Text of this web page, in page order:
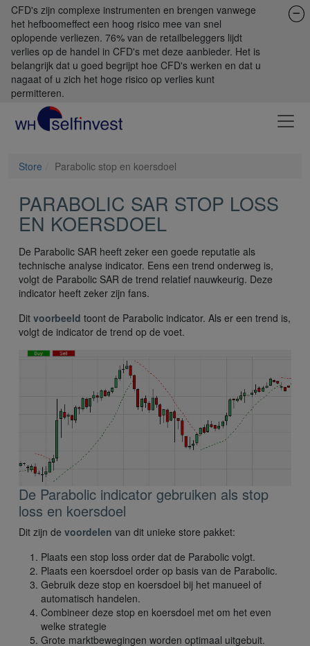
CFD's zijn complexe instrumenten en brengen vanwege
het hefboomeffect een hoog risico mee van snel
oplopende verliezen. 76% van de retailbeleggers lijdt
verlies op de handel in CFD's met deze aanbieder. Het is
belangrijk dat u goed begrijpt hoe CFD's werken en dat u
nagaat of u zich het hoge risico op verlies kunt
permitteren.
Store Parabolic stop en koersdoel
PARABOLIC SAR STOP LOSS
EN KOERSDOEL
De Parabolic SAR heeft zeker een goede reputatie als
technische analyse indicator. Eens een trend onderweg is,
volgt de Parabolic SAR de trend relatief nauwkeurig. Deze
indicator heeft zeker zijn fans.
Dit voorbeeld toont de Parabolic indicator. Als er een trend is,
volgt de indicator de trend op de voet.
De Parabolic indicator gebruiken als stop
loss en koersdoel
Dit zijn de voordelen van dit unieke store pakket:
Plaats een stop loss order dat de Parabolic volgt.
Plaats een koersdoel order op basis van de Parabolic.
Gebruik deze stop en koersdoel bij het manueel of
automatisch handelen.
Combineer deze stop en koersdoel met om het even
welke strategie
Grote marktbewegingen worden optimaal uitgebuit.